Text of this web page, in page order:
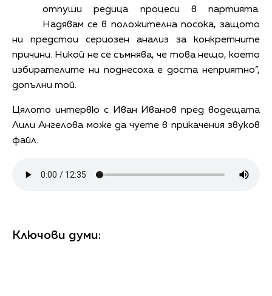
отпуши редица процеси в партията.
Надявам се в положителна посока, защото
ни предстои сериозен анализ за конкретните
причини. Никой не се съмнява, че това нещо, което
избирателите ни поднесоха е доста неприятно”,
допълни той.
Цялото интервю с Иван Иванов пред водещата
Лили Ангелова може да чуете в прикачения звуков
файл.
Ключови думи: